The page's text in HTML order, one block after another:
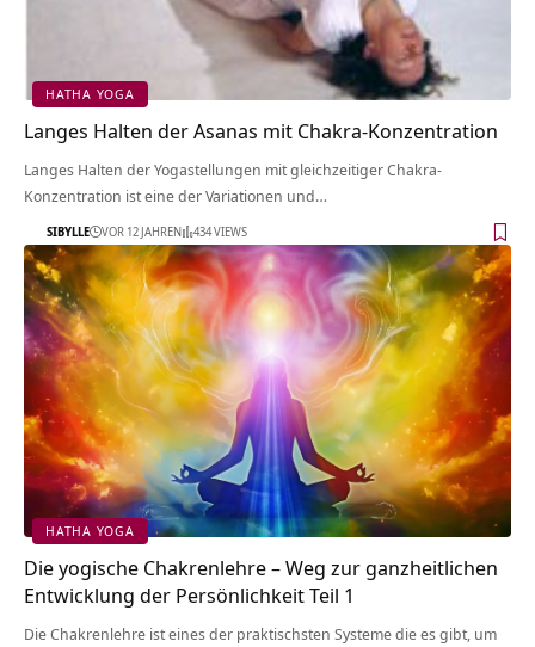
HATHA YOGA
Langes Halten der Asanas mit Chakra-Konzentration
Langes Halten der Yogastellungen mit gleichzeitiger Chakra-
Konzentration ist eine der Variationen und…
SIBYLLE VOR 12 JAHREN 434 VIEWS
HATHA YOGA
Die yogische Chakrenlehre – Weg zur ganzheitlichen
Entwicklung der Persönlichkeit Teil 1
Die Chakrenlehre ist eines der praktischsten Systeme die es gibt, um